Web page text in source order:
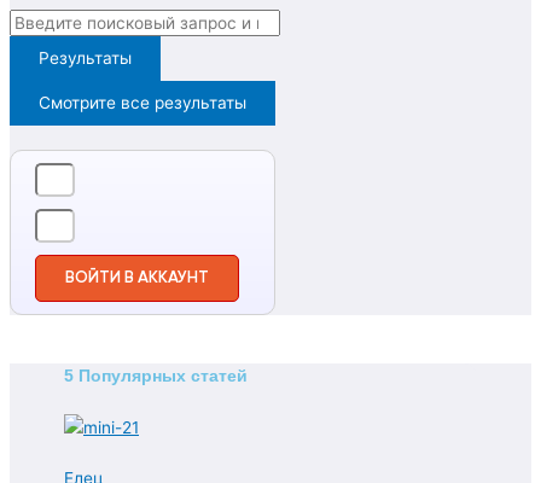
Search
Результаты
Смотрите все результаты
ВОЙТИ В АККАУНТ
5 Популярных статей
Елец